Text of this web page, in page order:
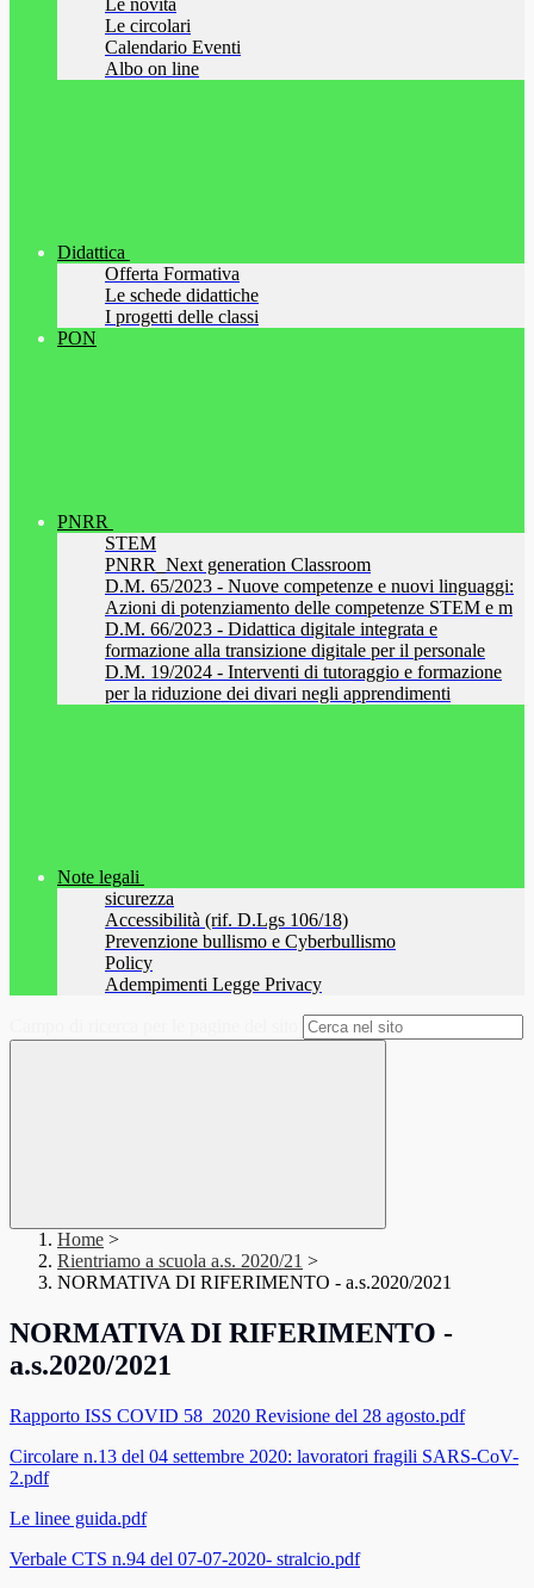
Le novità
Le circolari
Calendario Eventi
Albo on line
Didattica
Offerta Formativa
Le schede didattiche
I progetti delle classi
PON
PNRR
STEM
PNRR_Next generation Classroom
D.M. 65/2023 - Nuove competenze e nuovi linguaggi:
Azioni di potenziamento delle competenze STEM e m
D.M. 66/2023 - Didattica digitale integrata e
formazione alla transizione digitale per il personale
D.M. 19/2024 - Interventi di tutoraggio e formazione
per la riduzione dei divari negli apprendimenti
Note legali
sicurezza
Accessibilità (rif. D.Lgs 106/18)
Prevenzione bullismo e Cyberbullismo
Policy
Adempimenti Legge Privacy
Home >
Rientriamo a scuola a.s. 2020/21 >
NORMATIVA DI RIFERIMENTO - a.s.2020/2021
NORMATIVA DI RIFERIMENTO -
a.s.2020/2021
Rapporto ISS COVID 58_2020 Revisione del 28 agosto.pdf
Circolare n.13 del 04 settembre 2020: lavoratori fragili SARS-CoV-
2.pdf
Le linee guida.pdf
Verbale CTS n.94 del 07-07-2020- stralcio.pdf